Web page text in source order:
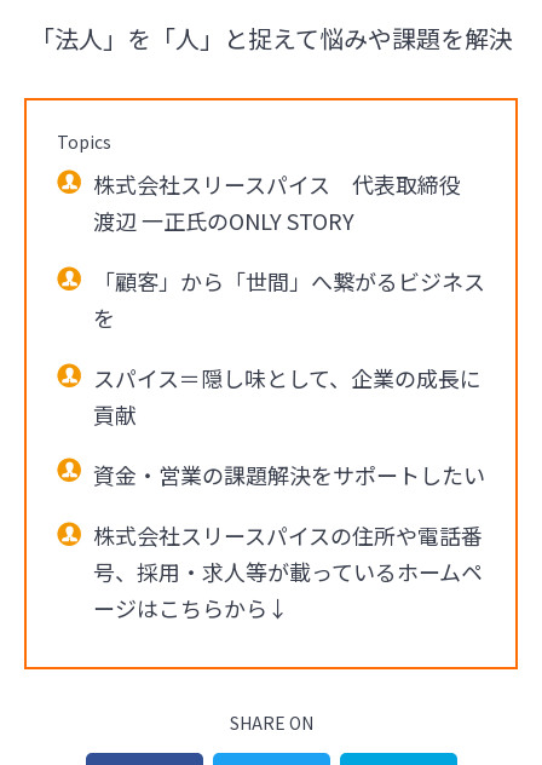
「法人」を「人」と捉えて悩みや課題を解決
Topics
株式会社スリースパイス 代表取締役
渡辺 一正氏のONLY STORY
「顧客」から「世間」へ繋がるビジネス
を
スパイス＝隠し味として、企業の成長に
貢献
資金・営業の課題解決をサポートしたい
株式会社スリースパイスの住所や電話番
号、採用・求人等が載っているホームペ
ージはこちらから↓
SHARE ON